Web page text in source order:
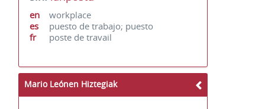
en
workplace
es
puesto de trabajo; puesto
fr
poste de travail
Mario Leónen Hiztegiak